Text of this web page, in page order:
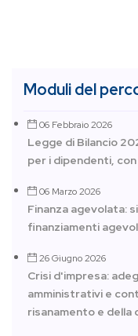
Moduli del
06 Febbraio 2026
Legge di Bilancio
per i dipendenti,
06 Marzo 2026
Finanza agevolata:
finanziamenti
26 Giugno 2026
Crisi d'impresa:
amministrativi e
risanamento e della